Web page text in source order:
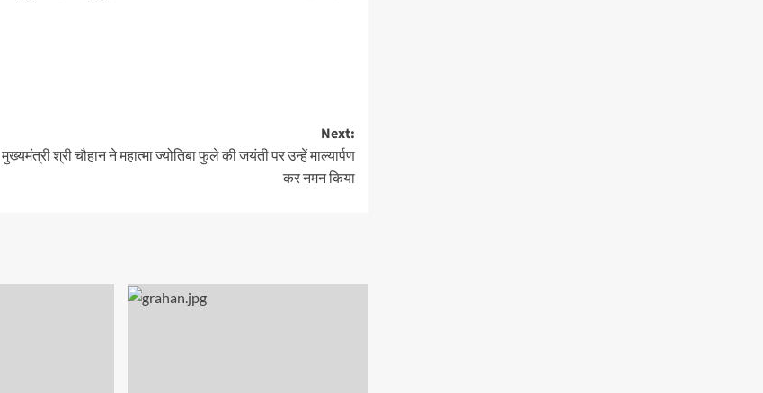
Next:
मुख्यमंत्री श्री चौहान ने महात्मा ज्योतिबा फुले की जयंती पर उन्हें माल्यार्पण
कर नमन किया